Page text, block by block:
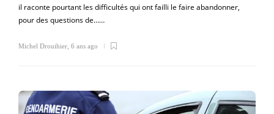
il raconte pourtant les difficultés qui ont failli le faire abandonner,
pour des questions de……
Michel Drouihier 6 ans ago